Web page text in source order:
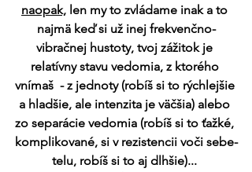
naopak, len my to zvládame inak a to
najmä keď si už inej frekvenčno-
vibračnej hustoty, tvoj zážitok je
relatívny stavu vedomia, z ktorého
vnímaš  - z jednoty (robíš si to rýchlejšie
a hladšie, ale intenzita je väčšia) alebo
zo separácie vedomia (robíš si to ťažké,
komplikované, si v rezistencii voči sebe-
telu, robíš si to aj dlhšie)...